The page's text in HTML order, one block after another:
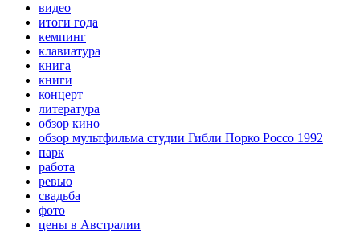
видео
итоги года
кемпинг
клавиатура
книга
книги
концерт
литература
обзор кино
обзор мультфильма студии Гибли Порко Россо 1992
парк
работа
ревью
свадьба
фото
цены в Австралии